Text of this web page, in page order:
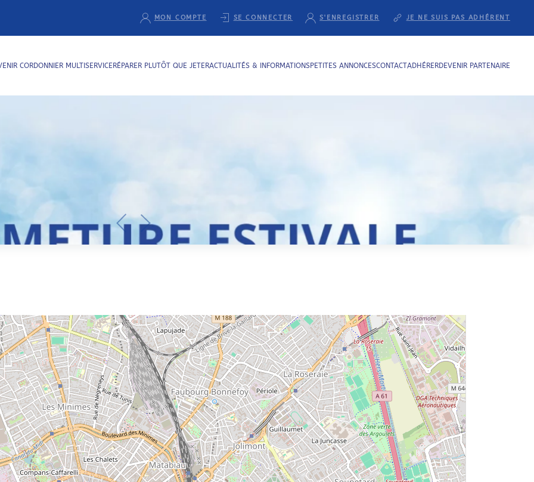
MON COMPTE SE CONNECTER S'ENREGISTRER JE NE SUIS PAS ADHÉRENT
CORDONNIER MULTISERVICERÉPARER PLUTÔT QUE JETERACTUALITÉS & INFORMATIONSPETITES ANNONCESCONTACTADHÉRERDEVENIR PARTENAIRE